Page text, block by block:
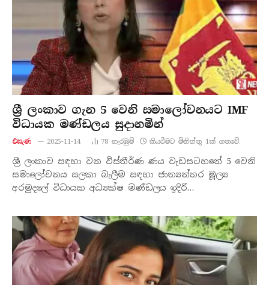
ශ්‍රී ලංකාව ගැන 5 වෙනි සමාලෝචනයට IMF
විධායක මණ්ඩලය සුදානමින්
එසැණ 2025-11-14 78 නැරඹු​ම් කියවීමට මිනිත්තු 1ක් ගතවේ.
ශ්‍රී ලංකාව සඳහා වන විස්තීර්ණ ණය වැඩසටහනේ 5 වෙනි
සමාලෝචනය සලකා බැලීම සඳහා ජාත්‍යන්තර මූල්‍ය
අරමුදලේ විධායක අධ්‍යක්ෂ මණ්ඩලය ඉදිරි…